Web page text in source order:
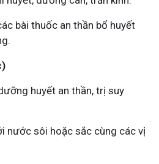
bài thuốc an thần bổ huyết
huyết an thần, trị suy
nước sôi hoặc sắc cùng các vị